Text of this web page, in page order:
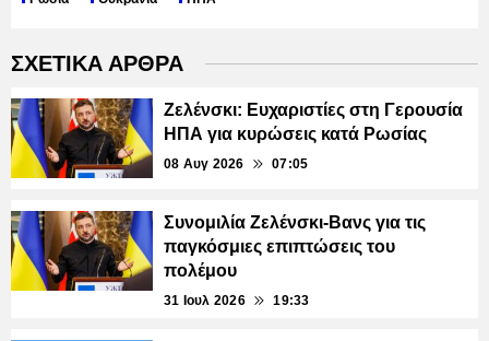
ΣΧΕΤΙΚΑ ΑΡΘΡΑ
Ζελένσκι: Ευχαριστίες στη Γερουσία
ΗΠΑ για κυρώσεις κατά Ρωσίας
08 Αυγ 2026 07:05
Συνομιλία Ζελένσκι-Βανς για τις
παγκόσμιες επιπτώσεις του
πολέμου
31 Ιουλ 2026 19:33